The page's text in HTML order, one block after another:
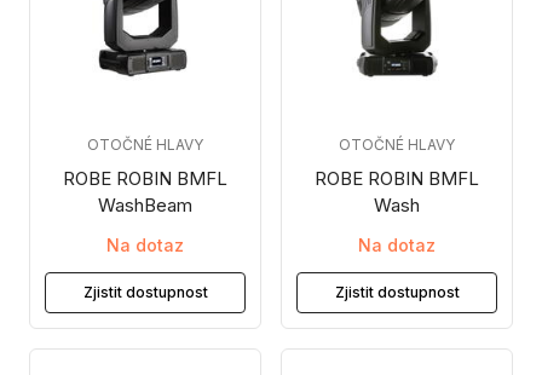
ROBE ROBIN BMFL
WashBeam
OTOČNÉ HLAVY
Na dotaz
Zjistit dostupnost
ROBE ROBIN BMFL
Wash
OTOČNÉ HLAVY
Na dotaz
Zjistit dostupnost